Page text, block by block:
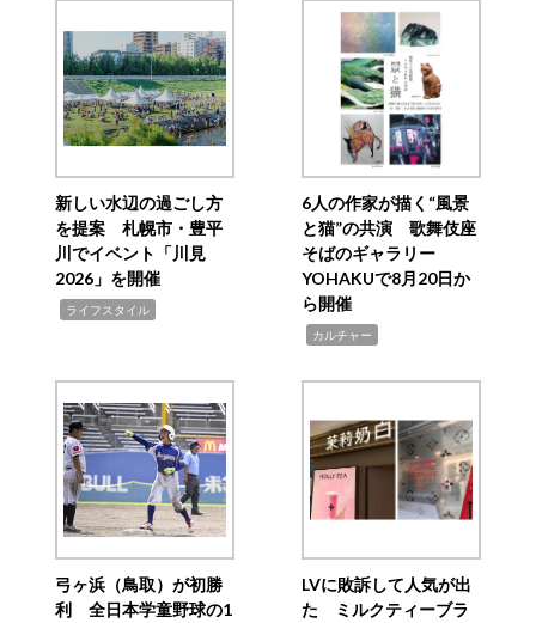
新しい水辺の過ごし方
を提案 札幌市・豊平
川でイベント「川見
2026」を開催
ライフスタイル
6人の作家が描く“風景
と猫”の共演 歌舞伎座
そばのギャラリー
YOHAKUで8月20日か
ら開催
カルチャー
弓ヶ浜（鳥取）が初勝
利 全日本学童野球の1
LVに敗訴して人気が出
た ミルクティーブラ